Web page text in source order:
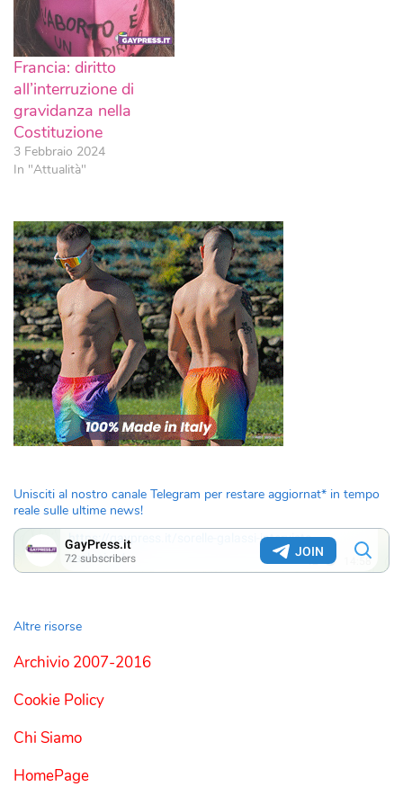
Francia: diritto
all’interruzione di
gravidanza nella
Costituzione
3 Febbraio 2024
In "Attualità"
Unisciti al nostro canale Telegram per restare aggiornat* in tempo
reale sulle ultime news!
Altre risorse
Archivio 2007-2016
Cookie Policy
Chi Siamo
HomePage